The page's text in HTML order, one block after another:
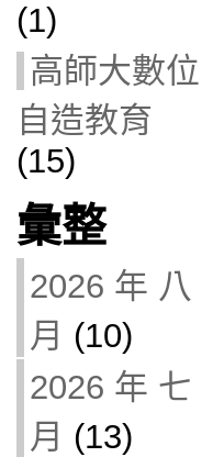
(1)
高師大數位
自造教育
(15)
彙整
2026 年 八
月 (10)
2026 年 七
月 (13)